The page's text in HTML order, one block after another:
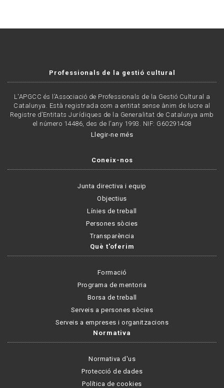
Professionals de la gestió cultural
L'APGCC és l’Associació de Professionals de la Gestió Cultural a
Catalunya. Està registrada com a entitat sense ànim de lucre al
Registre d’Entitats Jurídiques de la Generalitat de Catalunya amb
el número 14486, des de l’any 1993. NIF: G60291408
Llegir-ne més
Coneix-nos
Junta directiva i equip
Objectius
Línies de treball
Persones sòcies
Transparència
Què t'oferim
Formació
Programa de mentoria
Borsa de treball
Serveis a persones sòcies
Serveis a empreses i organitzacions
Normativa
Normativa d'us
Protecció de dades
Política de cookies